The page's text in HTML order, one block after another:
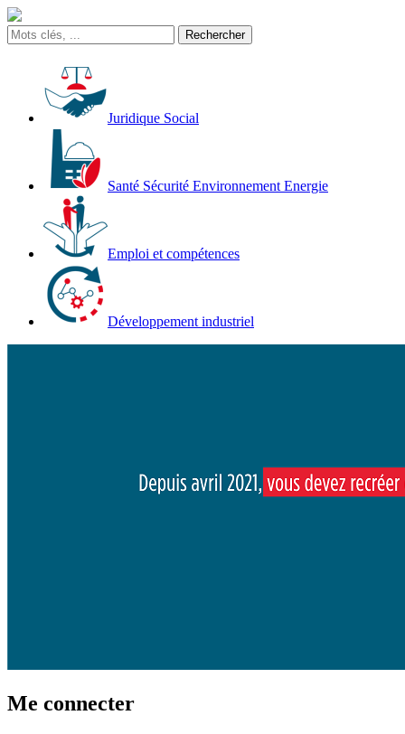
Juridique Social
Santé Sécurité Environnement Energie
Emploi et compétences
Développement industriel
Me connecter